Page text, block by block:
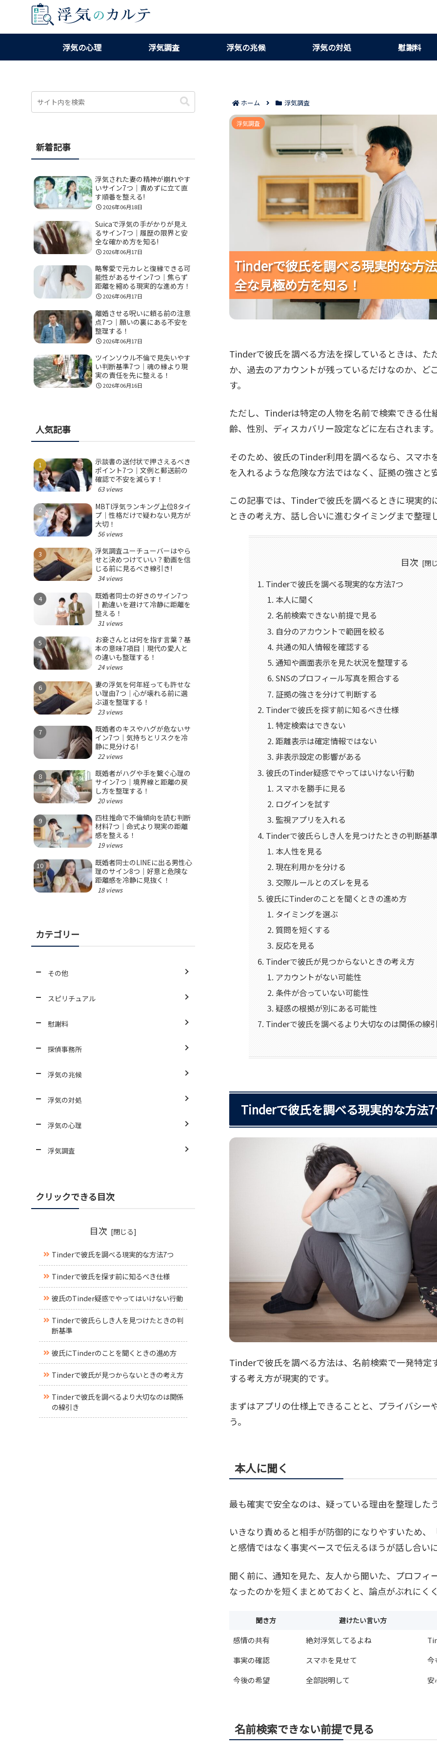
浮気の心理 浮気調査 浮気の兆候 浮気の対処 慰謝料
ホーム 浮気調査
Tinderで彼氏を調べる現実的な方法7つ｜バレ
Tinderで彼氏を調べる現実的な方
全な見極め方を知る！
Tinderで彼氏を調べる現実的な方
全な見極め方を知る！
Tinderで彼氏を調べる現実的な方
全な見極め方を知る！
浮気調査
Tinderで彼氏を調べる方法を探しているときは、
か、過去のアカウントが残っているだけなのか、
す。
ただし、Tinderは特定の人物を名前で検索できる
齢、性別、ディスカバリー設定などに左右されます
そのため、彼氏のTinder利用を調べるなら、スマ
を入れるような危険な方法ではなく、証拠の強さと
この記事では、Tinderで彼氏を調べるときに現実
ときの考え方、話し合いに進むタイミングまで整理
目次
Tinderで彼氏を調べる現実的な方法7つ
本人に聞く
名前検索できない前提で見る
自分のアカウントで範囲を絞る
共通の知人情報を確認する
通知や画面表示を見た状況を整理する
SNSのプロフィール写真を照合する
証拠の強さを分けて判断する
Tinderで彼氏を探す前に知るべき仕様
特定検索はできない
距離表示は確定情報ではない
非表示設定の影響がある
彼氏のTinder疑惑でやってはいけない行動
スマホを勝手に見る
ログインを試す
監視アプリを入れる
Tinderで彼氏らしき人を見つけたときの判断基
本人性を見る
現在利用かを分ける
交際ルールとのズレを見る
彼氏にTinderのことを聞くときの進め方
タイミングを選ぶ
質問を短くする
反応を見る
Tinderで彼氏が見つからないときの考え方
アカウントがない可能性
条件が合っていない可能性
疑惑の根拠が別にある可能性
Tinderで彼氏を調べるより大切なのは関係の線
Tinderで彼氏を調べる現実的な方法
Tinderで彼氏を調べる方法は、名前検索で一発特
する考え方が現実的です。
まずはアプリの仕様上できることと、プライバシ
う。
本人に聞く
最も確実で安全なのは、疑っている理由を整理した
いきなり責めると相手が防御的になりやすいため
と感情ではなく事実ベースで伝えるほうが話し合い
聞く前に、通知を見た、友人から聞いた、プロフ
なったのかを短くまとめておくと、論点がぶれにく
聞き方 避けたい言い方
感情の共有 絶対浮気してるよね
事実の確認
スマホを見せて
今
今後の希望
全部説明して 安
名前検索できない前提で見る
新着記事
浮気された妻の精神が崩れやす
いサイン7つ｜責めずに立て直
す順番を整える!
2026年06月18日
Suicaで浮気の手がかりが見え
るサイン7つ｜履歴の限界と安
全な確かめ方を知る!
2026年06月17日
略奪愛で元カレと復縁できる可
能性があるサイン7つ｜焦らず
距離を縮める現実的な進め方！
2026年06月17日
離婚させる呪いに頼る前の注意
点7つ｜願いの裏にある不安を
整理する！
2026年06月17日
ツインソウル不倫で見失いやす
い判断基準7つ｜魂の縁より現
実の責任を先に整える！
2026年06月16日
人気記事
示談書の送付状で押さえるべき
ポイント7つ｜文例と郵送前の
確認で不安を減らす！
63 views
MBTI浮気ランキング上位8タイ
プ｜性格だけで疑わない見方が
大切！
56 views
浮気調査ユーチューバーはやら
せと決めつけていい？動画を信
じる前に見るべき線引き!
34 views
既婚者同士の好きのサイン7つ
｜勘違いを避けて冷静に距離を
整える！
31 views
お妾さんとは何を指す言葉？基
本の意味7項目｜現代の愛人と
の違いも整理する！
24 views
妻の浮気を何年経っても許せな
い理由7つ｜心が壊れる前に選
ぶ道を整理する！
23 views
既婚者のキスやハグが危ないサ
イン7つ｜気持ちとリスクを冷
静に見分ける!
22 views
既婚者がハグや手を繋ぐ心理の
サイン7つ｜境界線と距離の戻
し方を整理する！
20 views
四柱推命で不倫傾向を読む判断
材料7つ｜命式より現実の距離
感を整える！
19 views
既婚者同士のLINEに出る男性心
理のサイン8つ｜好意と危険な
距離感を冷静に見抜く！
18 views
カテゴリー
その他
スピリチュアル
慰謝料
探偵事務所
浮気の兆候
浮気の対処
浮気の心理
浮気調査
クリックできる目次
目次
Tinderで彼氏を調べる現実的な方法7つ
Tinderで彼氏を探す前に知るべき仕様
彼氏のTinder疑惑でやってはいけない行動
Tinderで彼氏らしき人を見つけたときの判
断基準
彼氏にTinderのことを聞くときの進め方
Tinderで彼氏が見つからないときの考え方
Tinderで彼氏を調べるより大切なのは関係
の線引き